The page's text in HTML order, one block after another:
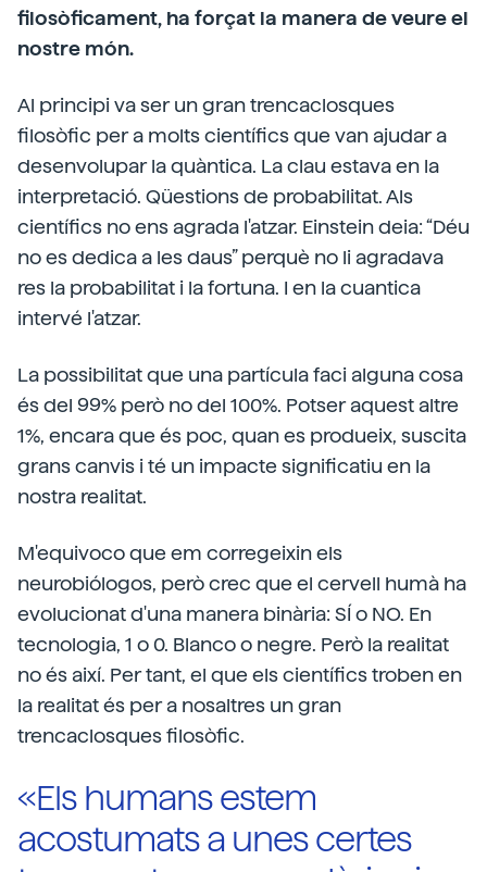
filosòficament, ha forçat la manera de veure el
nostre món.
Al principi va ser un gran trencaclosques
filosòfic per a molts científics que van ajudar a
desenvolupar la quàntica. La clau estava en la
interpretació. Qüestions de probabilitat. Als
científics no ens agrada l'atzar. Einstein deia: “Déu
no es dedica a les daus” perquè no li agradava
res la probabilitat i la fortuna. I en la cuantica
intervé l'atzar.
La possibilitat que una partícula faci alguna cosa
és del 99% però no del 100%. Potser aquest altre
1%, encara que és poc, quan es produeix, suscita
grans canvis i té un impacte significatiu en la
nostra realitat.
M'equivoco que em corregeixin els
neurobiólogos, però crec que el cervell humà ha
evolucionat d'una manera binària: SÍ o NO. En
tecnologia, 1 o 0. Blanco o negre. Però la realitat
no és així. Per tant, el que els científics troben en
la realitat és per a nosaltres un gran
trencaclosques filosòfic.
«Els humans estem
acostumats a unes certes